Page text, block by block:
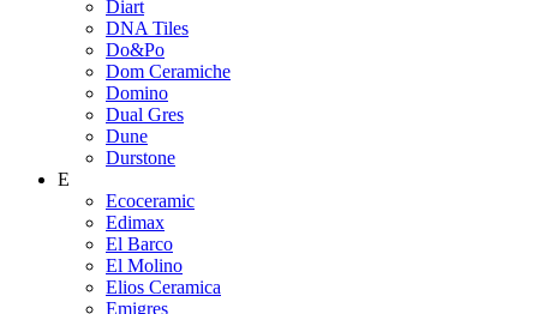
Diart
DNA Tiles
Do&Po
Dom Ceramiche
Domino
Dual Gres
Dune
Durstone
E
Ecoceramic
Edimax
El Barco
El Molino
Elios Ceramica
Emigres